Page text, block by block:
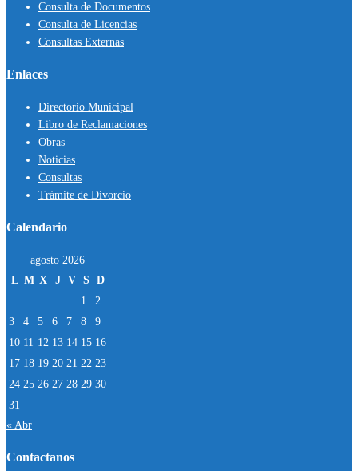
Consulta de Documentos
Consulta de Licencias
Consultas Externas
Enlaces
Directorio Municipal
Libro de Reclamaciones
Obras
Noticias
Consultas
Trámite de Divorcio
Calendario
agosto 2026
L M X J V S D
1
2
3
4 5 6 7 8
9
10 11 12 13 14 15 16
17 18 19 20 21 22 23
24 25 26 27 28 29 30
31
« Abr
Contactanos